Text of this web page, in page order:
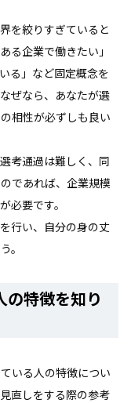
を絞りすぎていると
る企業で働きたい」
る」など固定概念を
ぜなら、あなたが選
相性が必ずしも良い
考通過は難しく、同
であれば、企業規模
必要です。
行い、自分の身の丈
。
の特徴を知り
いる人の特徴につい
直しをする際の参考